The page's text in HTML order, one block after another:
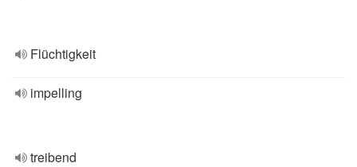
Flüchtigkeit
impelling
treibend